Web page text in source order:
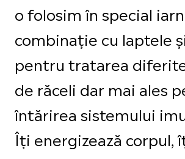
o folosim în special
combinaţie cu laptele
pentru tratarea
de răceli dar mai ales
întărirea sistemului
Îți energizează corpul,